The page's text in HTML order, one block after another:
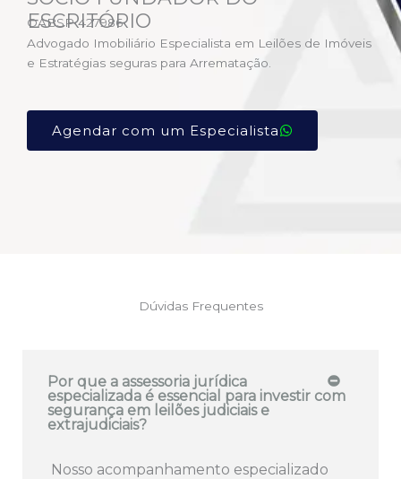
ESCRITÓRIO
OABSP 427986
Advogado Imobiliário Especialista em Leilões de Imóveis
e Estratégias seguras para Arrematação.
Agendar com um Especialista
Dúvidas Frequentes
Por que a assessoria jurídica
especializada é essencial para investir com
segurança em leilões judiciais e
extrajudiciais?
Nosso acompanhamento especializado